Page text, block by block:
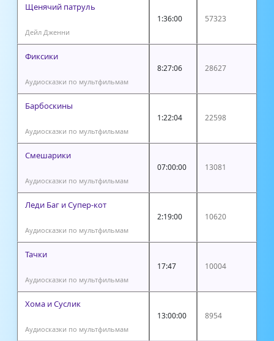
Щенячий патруль
Дейл Дженни
1:36:00 57323
Фиксики
Аудиосказки по мультфильмам
8:27:06 28627
Барбоскины
Аудиосказки по мультфильмам
1:22:04 22598
Смешарики
Аудиосказки по мультфильмам
07:00:00 13081
Леди Баг и Супер-кот
Аудиосказки по мультфильмам
2:19:00 10620
Тачки
Аудиосказки по мультфильмам
17:47 10004
Хома и Суслик
Аудиосказки по мультфильмам
13:00:00 8954